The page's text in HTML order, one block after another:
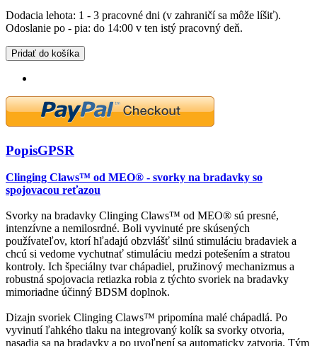
Dodacia lehota: 1 - 3 pracovné dni (v zahraničí sa môže líšiť).
Odoslanie po - pia: do 14:00 v ten istý pracovný deň.
Pridať do košíka
PopisGPSR
Clinging Claws™ od MEO® - svorky na bradavky so
spojovacou reťazou
Svorky na bradavky Clinging Claws™ od MEO® sú presné,
intenzívne a nemilosrdné. Boli vyvinuté pre skúsených
používateľov, ktorí hľadajú obzvlášť silnú stimuláciu bradaviek a
chcú si vedome vychutnať stimuláciu medzi potešením a stratou
kontroly. Ich špeciálny tvar chápadiel, pružinový mechanizmus a
robustná spojovacia retiazka robia z týchto svoriek na bradavky
mimoriadne účinný BDSM doplnok.
Dizajn svoriek Clinging Claws™ pripomína malé chápadlá. Po
vyvinutí ľahkého tlaku na integrovaný kolík sa svorky otvoria,
nasadia sa na bradavky a po uvoľnení sa automaticky zatvoria. Tým